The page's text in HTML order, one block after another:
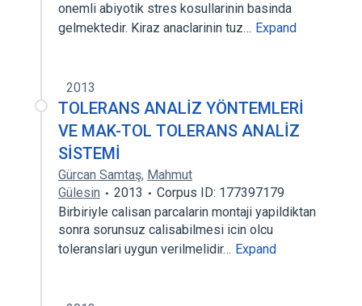
onemli abiyotik stres kosullarinin basinda
gelmektedir. Kiraz anaclarinin tuz… Expand
2013
TOLERANS ANALİZ YÖNTEMLERİ
VE MAK-TOL TOLERANS ANALİZ
SİSTEMİ
Gürcan Samtaş, Mahmut
Gülesin
2013
Corpus ID: 177397179
Birbiriyle calisan parcalarin montaji yapildiktan
sonra sorunsuz calisabilmesi icin olcu
toleranslari uygun verilmelidir… Expand